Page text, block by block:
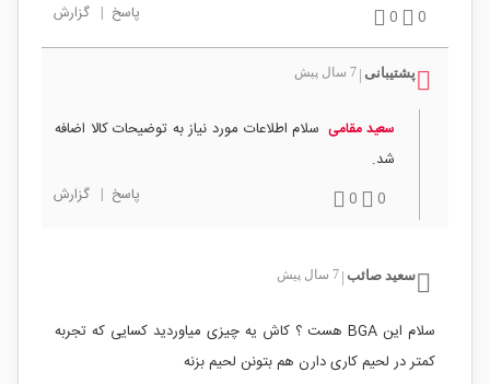
0
0 پاسخ | گزارش
پشتیبانی | 7 سال پیش
سعید مقامی سلام اطلاعات مورد نیاز به توضیحات کالا اضافه
شد.
0
0 پاسخ | گزارش
سعید صائب | 7 سال پیش
سلام این BGA هست ؟ کاش یه چیزی میاوردید کسایی که تجربه
کمتر در لحیم کاری دارن هم بتونن لحیم بزنه